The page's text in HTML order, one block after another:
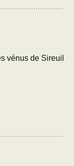
vénus de Sireuil